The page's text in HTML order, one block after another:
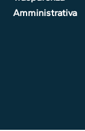
Amministrativa